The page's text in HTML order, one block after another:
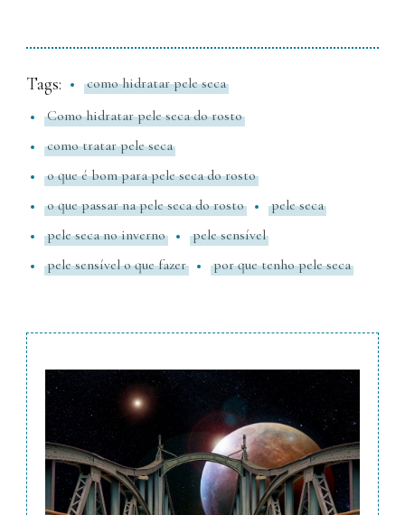
Tags:
como hidratar pele seca
Como hidratar pele seca do rosto
como tratar pele seca
o que é bom para pele seca do rosto
o que passar na pele seca do rosto
pele seca
pele seca no inverno
pele sensível
pele sensível o que fazer
por que tenho pele seca